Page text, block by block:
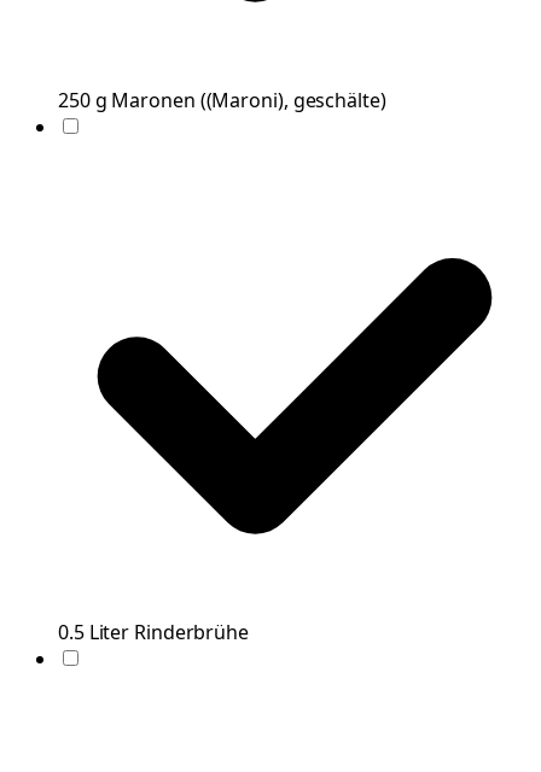
250g Maronen ((Maroni), geschälte)
0.5 Liter Rinderbrühe